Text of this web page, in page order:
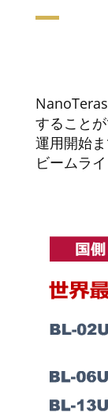
することが
運用開始
ビームラ